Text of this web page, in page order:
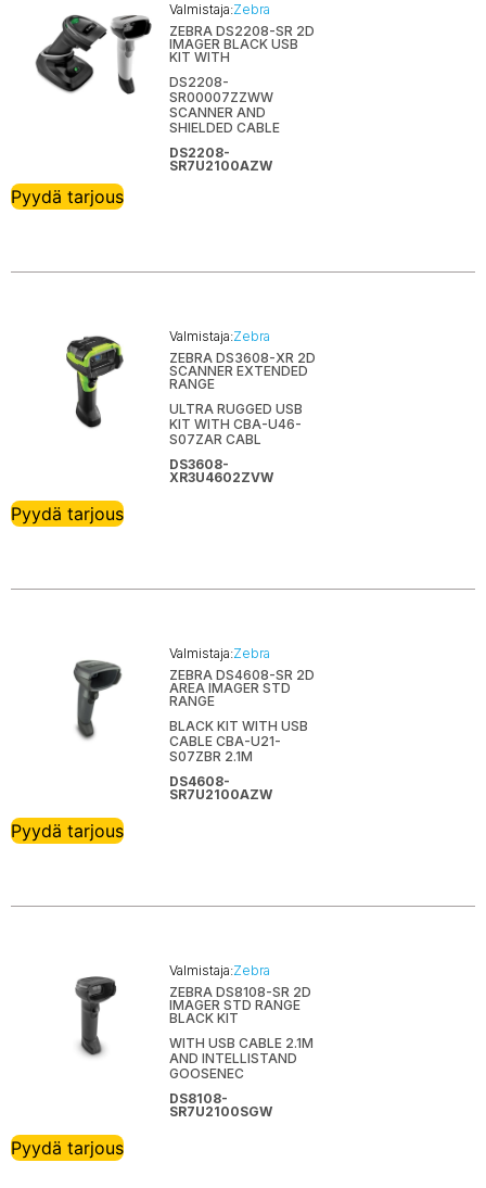
Valmistaja:Zebra
ZEBRA DS2208-SR 2D
IMAGER BLACK USB
KIT WITH
DS2208-
SR00007ZZWW
SCANNER AND
SHIELDED CABLE
DS2208-
SR7U2100AZW
Pyydä tarjous
Valmistaja:Zebra
ZEBRA DS3608-XR 2D
SCANNER EXTENDED
RANGE
ULTRA RUGGED USB
KIT WITH CBA-U46-
S07ZAR CABL
DS3608-
XR3U4602ZVW
Pyydä tarjous
Valmistaja:Zebra
ZEBRA DS4608-SR 2D
AREA IMAGER STD
RANGE
BLACK KIT WITH USB
CABLE CBA-U21-
S07ZBR 2.1M
DS4608-
SR7U2100AZW
Pyydä tarjous
Valmistaja:Zebra
ZEBRA DS8108-SR 2D
IMAGER STD RANGE
BLACK KIT
WITH USB CABLE 2.1M
AND INTELLISTAND
GOOSENEC
DS8108-
SR7U2100SGW
Pyydä tarjous